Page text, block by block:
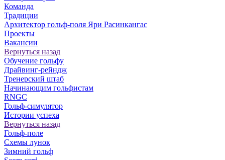
Команда
Традиции
Архитектор гольф-поля Яри Расинкангас
Проекты
Вакансии
Вернуться назад
Обучение гольфу
Драйвинг-рейндж
Тренерский штаб
Начинающим гольфистам
RNGC
Гольф-симулятор
Истории успеха
Вернуться назад
Гольф-поле
Схемы лунок
Зимний гольф